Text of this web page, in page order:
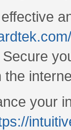
the
your